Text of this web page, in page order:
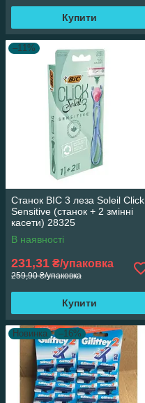
Купити
–11%
Станок BIC 3 леза Soleil Click
Sensitive (станок + 2 змінні
касети) 28325
В наявності
231,31 ₴/упаковка
259,90 ₴/упаковка
Купити
Новинка –16%